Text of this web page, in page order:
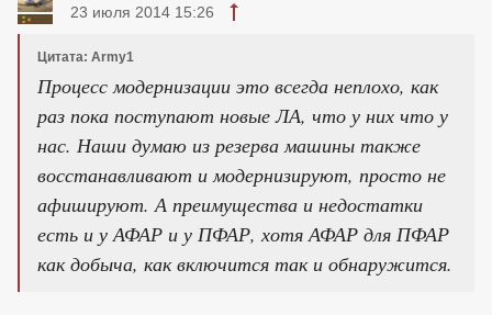
23 июля 2014 15:26
Цитата: Army1
Процесс модернизации это всегда неплохо, как
раз пока поступают новые ЛА, что у них что у
нас. Наши думаю из резерва машины также
восстанавливают и модернизируют, просто не
афишируют. А преимущества и недостатки
есть и у АФАР и у ПФАР, хотя АФАР для ПФАР
как добыча, как включится так и обнаружится.